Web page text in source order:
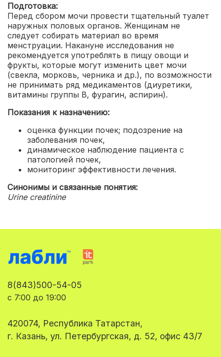
Подготовка:
Перед сбором мочи провести тщательный туалет
наружных половых органов. Женщинам не
следует собирать материал во время
менструации. Накануне исследования не
рекомендуется употреблять в пищу овощи и
фрукты, которые могут изменить цвет мочи
(свекла, морковь, черника и др.), по возможности
не принимать ряд медикаментов (диуретики,
витамины группы В, фурагин, аспирин).
Показания к назначению:
оценка функции почек; подозрение на
заболевания почек,
динамическое наблюдение пациента с
патологией почек,
мониторинг эффективности лечения.
Синонимы и связанные понятия:
Urine creatinine
8(843)500-54-05
с 7:00 до 19:00
420074, Республика Татарстан,
г. Казань, ул. Петербургская, д. 52, офис 43/7